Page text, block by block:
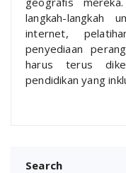
langkah-langkah
internet,
penyediaan
harus terus
pendidikan yang
Search